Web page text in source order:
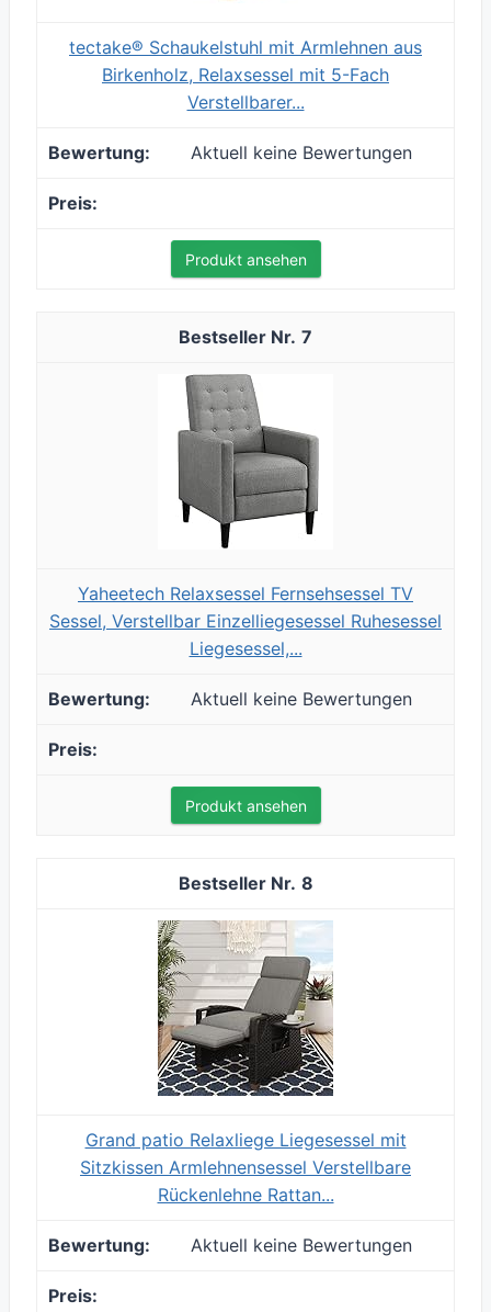
tectake® Schaukelstuhl mit Armlehnen aus
Birkenholz, Relaxsessel mit 5-Fach
Verstellbarer...
Aktuell keine Bewertungen
Produkt ansehen
7
Yaheetech Relaxsessel Fernsehsessel TV
Sessel, Verstellbar Einzelliegesessel Ruhesessel
Liegesessel,...
Aktuell keine Bewertungen
Produkt ansehen
8
Grand patio Relaxliege Liegesessel mit
Sitzkissen Armlehnensessel Verstellbare
Rückenlehne Rattan...
Aktuell keine Bewertungen